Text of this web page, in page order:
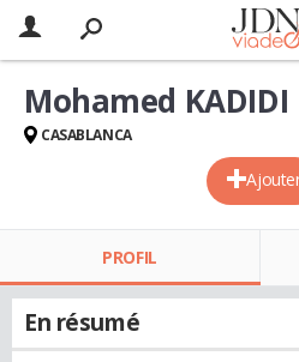
Mohamed KADIDI
CASABLANCA
PROFIL
En résumé